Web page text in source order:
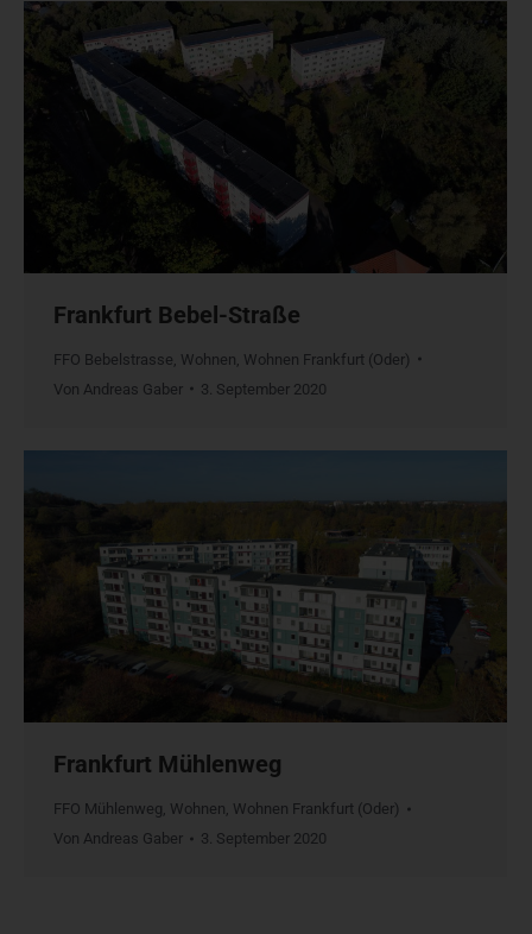
Frankfurt Bebel-Straße
FFO Bebelstrasse Wohnen Wohnen Frankfurt (Oder)
Von Andreas Gaber 3. September 2020
Frankfurt Mühlenweg
FFO Mühlenweg, Wohnen, Wohnen Frankfurt (Oder)
Von Andreas Gaber 3. September 2020